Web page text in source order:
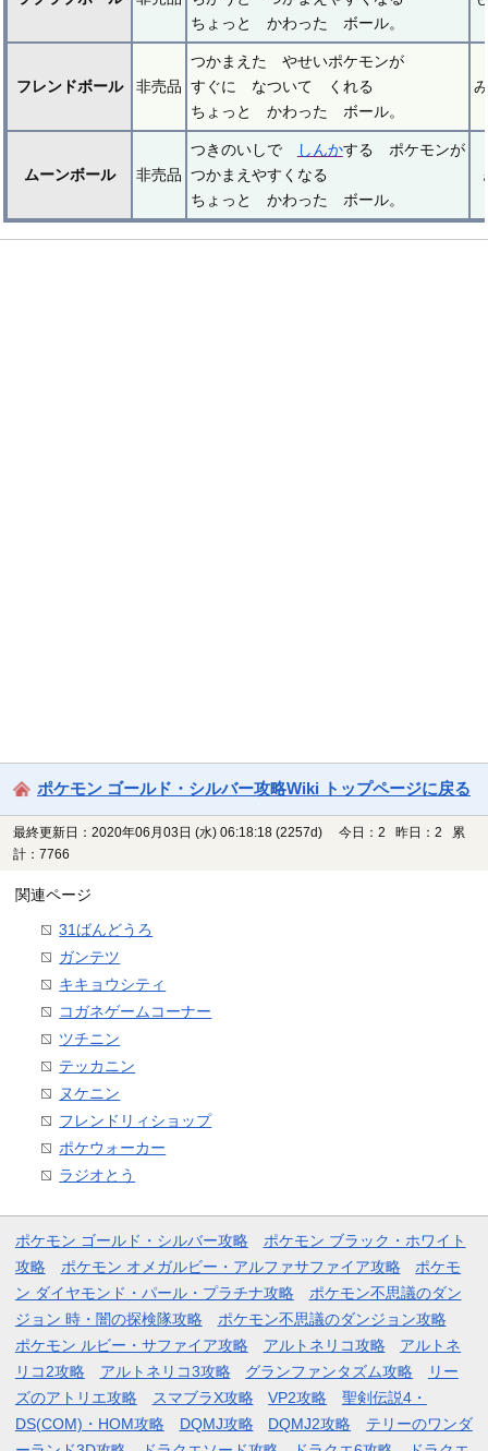
ちょっと かわった ボール。
フレンドボール 非売品
つかまえた やせいポケモンが
すぐに なついて くれる
ちょっと かわった ボール。
ムーンボール 非売品
つきのいしで しんかする ポケモンが
つかまえやすくなる
ちょっと かわった ボール。
ポケモン ゴールド・シルバー攻略Wiki トップページに戻る
最終更新日：2020年06月03日 (水) 06:18:18 (2257d)
今日：2 昨日：2 累
計：7766
関連ページ
31ばんどうろ
ガンテツ
キキョウシティ
コガネゲームコーナー
ツチニン
テッカニン
ヌケニン
フレンドリィショップ
ポケウォーカー
ラジオとう
ポケモン ゴールド・シルバー攻略
ポケモン ブラック・ホワイト
攻略
ポケモン オメガルビー・アルファサファイア攻略
ポケモ
ン ダイヤモンド・パール・プラチナ攻略
ポケモン不思議のダン
ジョン 時・闇の探検隊攻略
ポケモン不思議のダンジョン攻略
ポケモン ルビー・サファイア攻略
アルトネリコ攻略
アルトネ
リコ2攻略
アルトネリコ3攻略 グランファンタズム攻略
リー
ズのアトリエ攻略
スマブラX攻略 VP2攻略
聖剣伝説4・
DS(COM)・HOM攻略
DQMJ攻略 DQMJ2攻略
テリーのワンダ